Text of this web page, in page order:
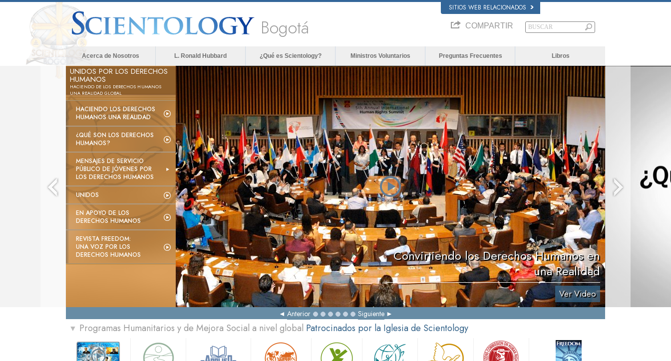
SITIOS WEB RELACIONADOS
Bogotá COMPARTIR
Acerca de Nosotros L. Ronald Hubbard ¿Qué es Scientology? Ministros Voluntarios Preguntas Frecuentes Libros
UNIDOS POR LOS DERECHOS
HUMANOS
HACIENDO DE LOS DERECHOS HUMANOS
UNA REALIDAD GLOBAL
HACIENDO LOS DERECHOS
HUMANOS UNA REALIDAD
¿QUÉ SON LOS DERECHOS
HUMANOS?
MENSAJES DE SERVICIO
PÚBLICO DE JÓVENES POR
LOS DERECHOS HUMANOS
UNIDOS
EN APOYO DE LOS
DERECHOS HUMANOS
REVISTA FREEDOM:
UNA VOZ POR LOS
DERECHOS HUMANOS
Convirtiendo los Derechos Humanos en
una Realidad
Ver Video
Anterior Siguiente
▼ Programas Humanitarios y de Mejora Social a nivel global Patrocinados por la Iglesia de Scientology